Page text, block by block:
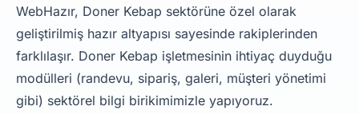
WebHazır, Doner Kebap sektörüne özel olarak
geliştirilmiş hazır altyapısı sayesinde rakiplerinden
farklılaşır. Doner Kebap işletmesinin ihtiyaç duyduğu
modülleri (randevu, sipariş, galeri, müşteri yönetimi
gibi) sektörel bilgi birikimimizle yapıyoruz.